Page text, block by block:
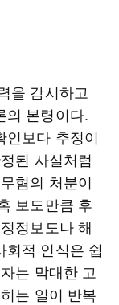
을 감시하고
의 본령이다.
인보다 추정이
된 사실처럼
혐의 처분이
보도만큼 후
정보도나 해
회적 인식은 쉽
는 막대한 고
는 일이 반복